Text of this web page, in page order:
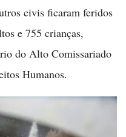
civis ficaram feridos
e 755 crianças,
do Alto Comissariado
Humanos.